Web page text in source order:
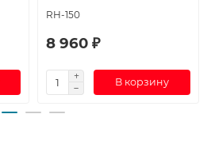
RH-150
8 960 ₽
В корзину